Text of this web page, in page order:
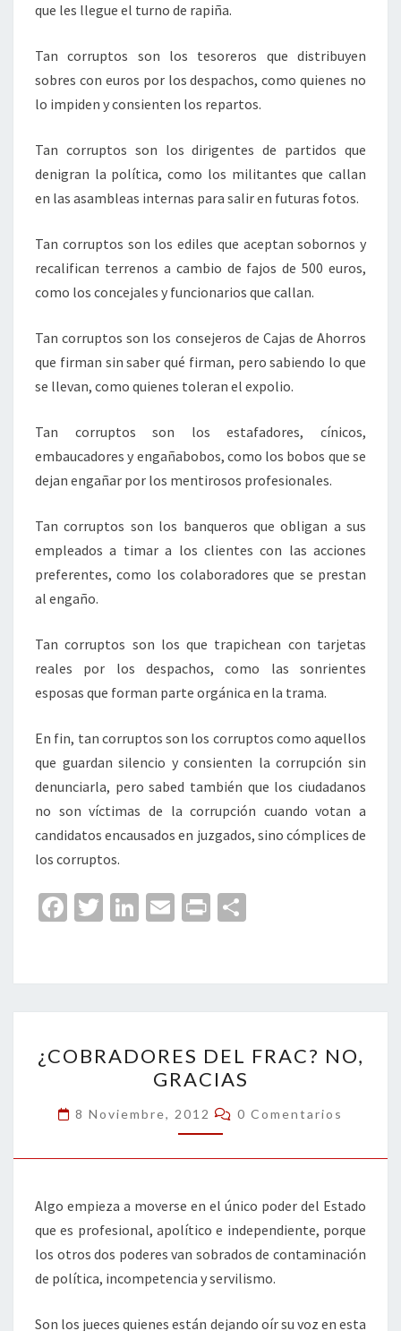
que les llegue el turno de rapiña.
Tan corruptos son los tesoreros que distribuyen
sobres con euros por los despachos, como quienes no
lo impiden y consienten los repartos.
Tan corruptos son los dirigentes de partidos que
denigran la política, como los militantes que callan
en las asambleas internas para salir en futuras fotos.
Tan corruptos son los ediles que aceptan sobornos y
recalifican terrenos a cambio de fajos de 500 euros,
como los concejales y funcionarios que callan.
Tan corruptos son los consejeros de Cajas de Ahorros
que firman sin saber qué firman, pero sabiendo lo que
se llevan, como quienes toleran el expolio.
Tan corruptos son los estafadores, cínicos,
embaucadores y engañabobos, como los bobos que se
dejan engañar por los mentirosos profesionales.
Tan corruptos son los banqueros que obligan a sus
empleados a timar a los clientes con las acciones
preferentes, como los colaboradores que se prestan
al engaño.
Tan corruptos son los que trapichean con tarjetas
reales por los despachos, como las sonrientes
esposas que forman parte orgánica en la trama.
En fin, tan corruptos son los corruptos como aquellos
que guardan silencio y consienten la corrupción sin
denunciarla, pero sabed también que los ciudadanos
no son víctimas de la corrupción cuando votan a
candidatos encausados en juzgados, sino cómplices de
los corruptos.
Fa
o
o
k
T
er
Li
dI
n
E
l
Pr
p
ar
tir
DEL
FRAC?
NO,
GRACIAS
¿COBRADORES DEL FRAC? NO,
GRACIAS
8 Noviembre, 2012 Comentarios
0 Comentarios
Algo empieza a moverse en el único poder del Estado
que es profesional, apolítico e independiente, porque
los otros dos poderes van sobrados de contaminación
de política, incompetencia y servilismo.
Son los jueces quienes están dejando oír su voz en esta